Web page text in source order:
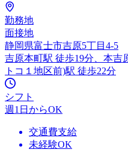
勤務地
面接地
静岡県富士市吉原5丁目4-5
吉原本町駅 徒歩19分、本吉
トコ１地区前)駅 徒歩22分
シフト
週1日からOK
交通費支給
未経験OK